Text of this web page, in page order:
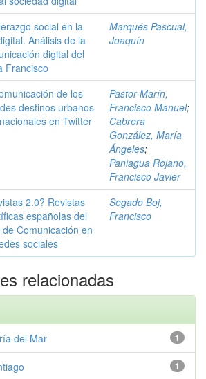
social en la
Análisis de la
digital del
Francisco
Marqués Pascual,
Joaquín
de los
destinos urbanos
en Twitter
Pastor-Marín,
Francisco Manuel;
Cabrera
González, María
Ángeles;
Paniagua Rojano,
Francisco Javier
2.0? Revistas
españolas del
Comunicación en
sociales
Segado Boj,
Francisco
relacionadas
1
del Mar
1